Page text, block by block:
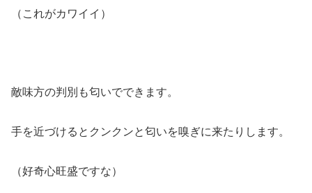
（これがカワイイ）
敵味方の判別も匂いでできます。
手を近づけるとクンクンと匂いを嗅ぎに来たりします。
（好奇心旺盛ですな）